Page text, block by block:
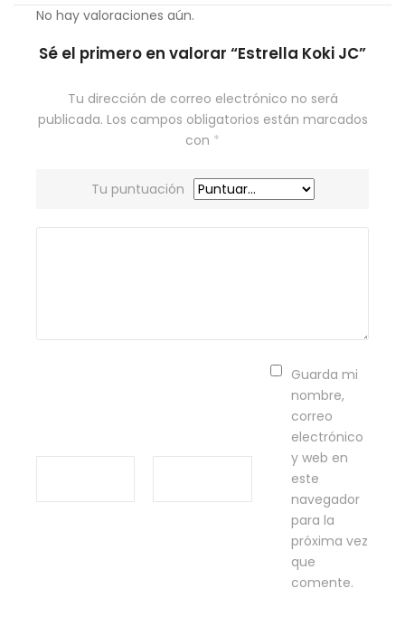
No hay valoraciones aún.
Sé el primero en valorar “Estrella Koki JC”
Tu dirección de correo electrónico no será
publicada. Los campos obligatorios están marcados
con *
Tu puntuación
Guarda mi
nombre,
correo
electrónico
y web en
este
navegador
para la
próxima vez
que
comente.